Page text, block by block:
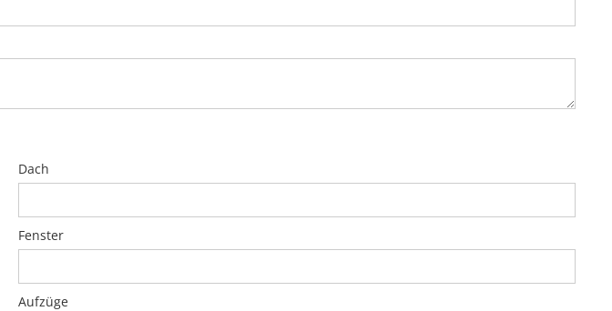
Dach
Fenster
Aufzüge